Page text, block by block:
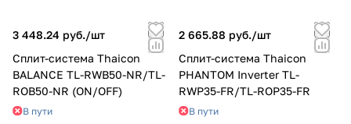
3 448.24 руб./шт
Сплит-система Thaicon
BALANCE TL-RWB50-NR/TL-
ROB50-NR (ON/OFF)
В пути
2 665.88 руб./шт
Сплит-система Thaicon
PHANTOM Inverter TL-
RWP35-FR/TL-ROP35-FR
В пути